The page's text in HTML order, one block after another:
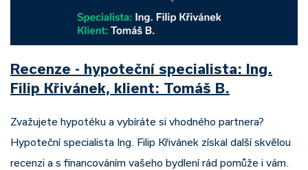
Recenze - hypoteční specialista: Ing.
Filip Křivánek, klient: Tomáš B.
Zvažujete hypotéku a vybíráte si vhodného partnera?
Hypoteční specialista Ing. Filip Křivánek získal další skvělou
recenzi a s financováním vašeho bydlení rád pomůže i vám.